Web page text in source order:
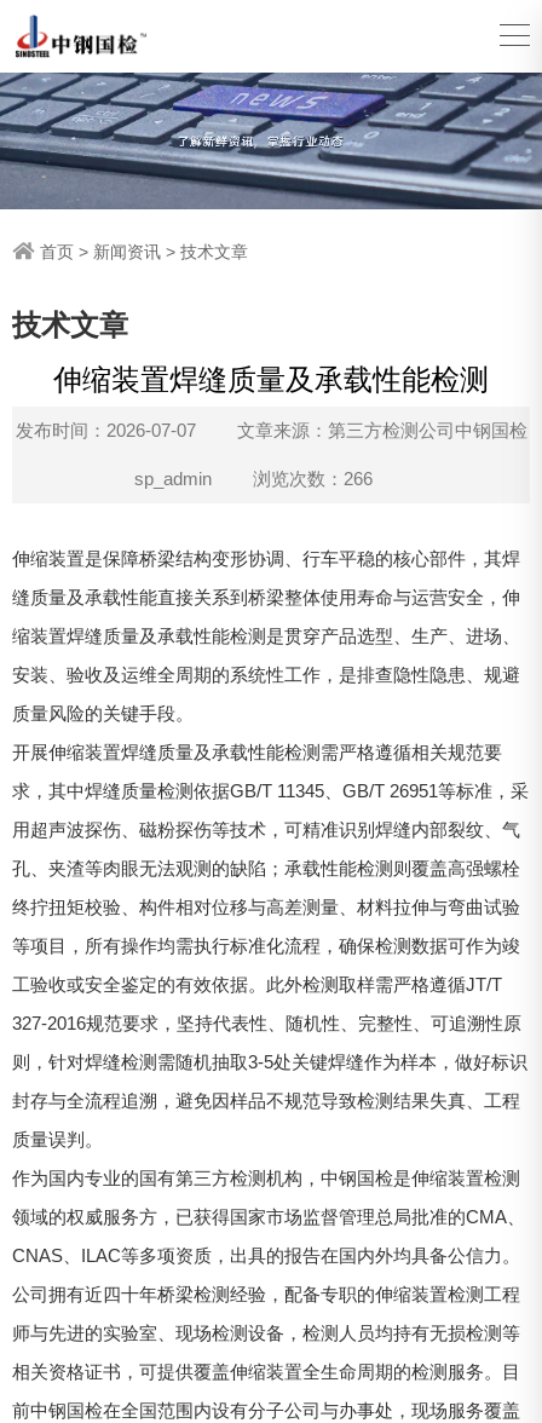
首页 > 新闻资讯 > 技术文章
技术文章
伸缩装置焊缝质量及承载性能检测
发布时间：2026-07-07 文章来源：第三方检测公司中钢国检
sp_admin 浏览次数：266
伸缩装置是保障桥梁结构变形协调、行车平稳的核心部件，其焊
缝质量及承载性能直接关系到桥梁整体使用寿命与运营安全，伸
缩装置焊缝质量及承载性能检测是贯穿产品选型、生产、进场、
安装、验收及运维全周期的系统性工作，是排查隐性隐患、规避
质量风险的关键手段。
开展伸缩装置焊缝质量及承载性能检测需严格遵循相关规范要
求，其中焊缝质量检测依据GB/T 11345、GB/T 26951等标准，采
用超声波探伤、磁粉探伤等技术，可精准识别焊缝内部裂纹、气
孔、夹渣等肉眼无法观测的缺陷；承载性能检测则覆盖高强螺栓
终拧扭矩校验、构件相对位移与高差测量、材料拉伸与弯曲试验
等项目，所有操作均需执行标准化流程，确保检测数据可作为竣
工验收或安全鉴定的有效依据。此外检测取样需严格遵循JT/T
327-2016规范要求，坚持代表性、随机性、完整性、可追溯性原
则，针对焊缝检测需随机抽取3-5处关键焊缝作为样本，做好标识
封存与全流程追溯，避免因样品不规范导致检测结果失真、工程
质量误判。
作为国内专业的国有第三方检测机构，中钢国检是伸缩装置检测
领域的权威服务方，已获得国家市场监督管理总局批准的CMA、
CNAS、ILAC等多项资质，出具的报告在国内外均具备公信力。
公司拥有近四十年桥梁检测经验，配备专职的伸缩装置检测工程
师与先进的实验室、现场检测设备，检测人员均持有无损检测等
相关资格证书，可提供覆盖伸缩装置全生命周期的检测服务。目
前中钢国检在全国范围内设有分子公司与办事处，现场服务覆盖